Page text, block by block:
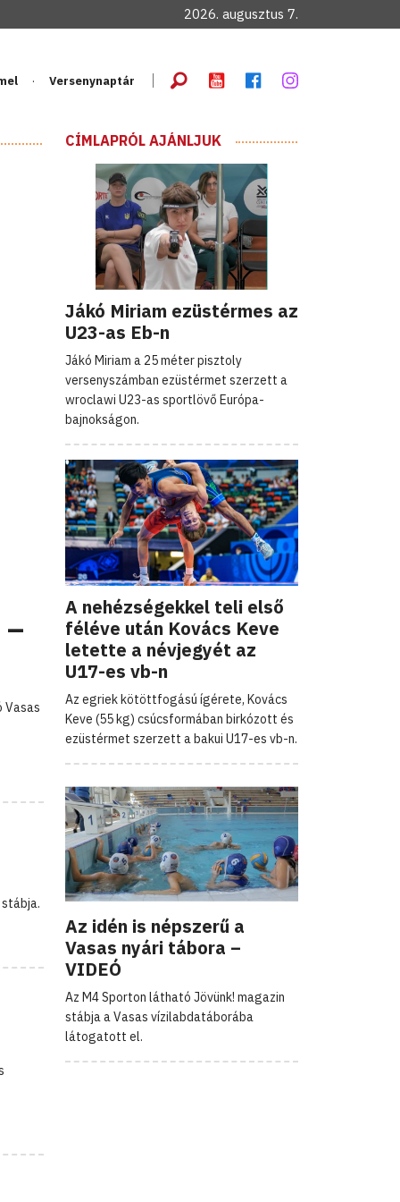
2026. augusztus 7.
Versenynaptár
Vasas
CÍMLAPRÓL AJÁNLJUK
Jákó Miriam ezüstérmes az
U23-as Eb-n
Jákó Miriam a 25 méter pisztoly
versenyszámban ezüstérmet szerzett a
wroclawi U23-as sportlövő Európa-
bajnokságon.
A nehézségekkel teli első
féléve után Kovács Keve
letette a névjegyét az
U17-es vb-n
Az egriek kötöttfogású ígérete, Kovács
Keve (55 kg) csúcsformában birkózott és
ezüstérmet szerzett a bakui U17-es vb-n.
Az idén is népszerű a
Vasas nyári tábora –
VIDEÓ
Az M4 Sporton látható Jövünk! magazin
stábja a Vasas vízilabdatáborába
látogatott el.